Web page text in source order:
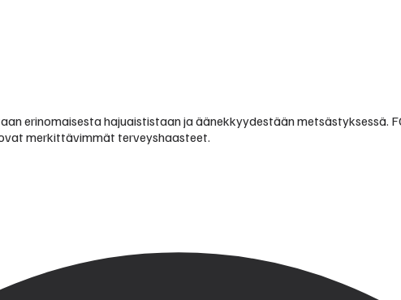
erinomaisesta hajuaististaan ja äänekkyydestään metsästyksessä.
merkittävimmät terveyshaasteet.